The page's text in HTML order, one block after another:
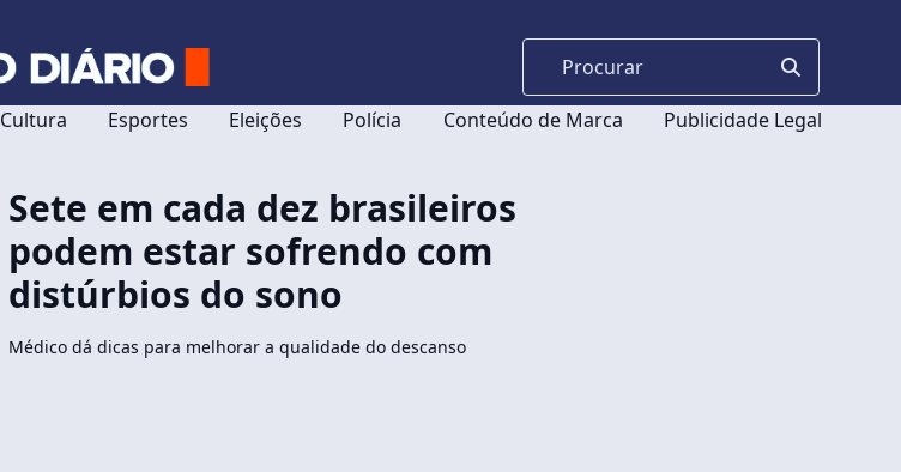
Cultura Esportes Eleições Polícia Conteúdo de Marca Publicidade Legal
Sete em cada dez brasileiros
podem estar sofrendo com
distúrbios do sono
Médico dá dicas para melhorar a qualidade do descanso